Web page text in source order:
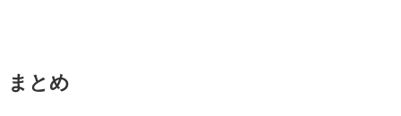
まとめ